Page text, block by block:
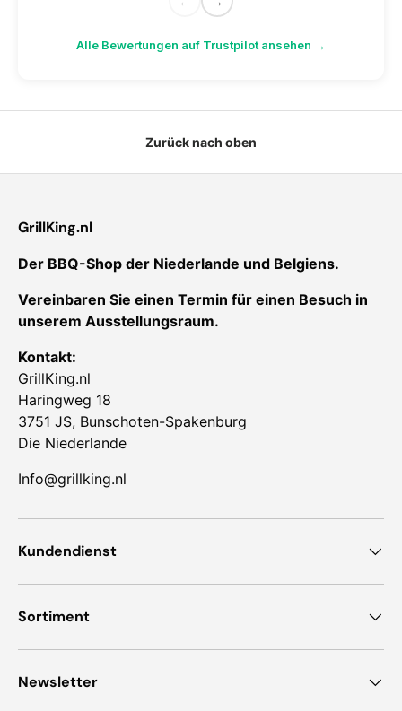
Alle Bewertungen auf Trustpilot ansehen →
Zurück nach oben
GrillKing.nl
Der BBQ-Shop der Niederlande und Belgiens.
Vereinbaren Sie einen Termin für einen Besuch in
unserem Ausstellungsraum.
Kontakt:
GrillKing.nl
Haringweg 18
3751 JS, Bunschoten-Spakenburg
Die Niederlande
Info@grillking.nl
Kundendienst
Sortiment
Newsletter